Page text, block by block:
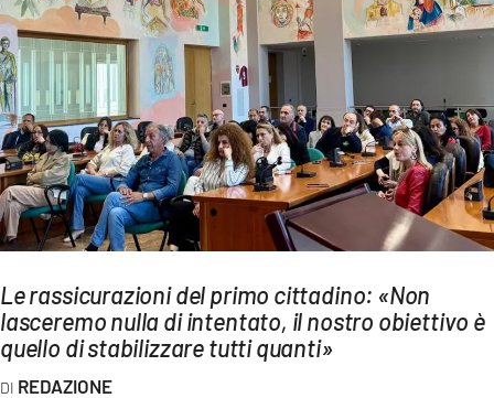
SPORT
CULTURA
AMBIENTE
Streaming
LAC TV
LAC NETWORK
LAC ONAIR
LaC
Le rassicurazioni del primo cittadino: «Non
lasceremo nulla di intentato, il nostro obiettivo è
quello di stabilizzare tutti quanti»
REDAZIONE